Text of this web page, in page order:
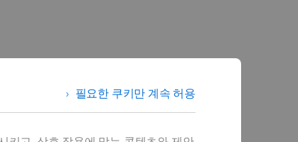
필요한 쿠키만 계속 허용